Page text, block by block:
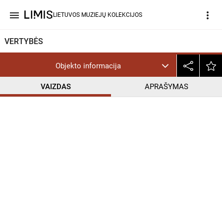
menu LIETUVOS MUZIEJŲ KOLEKCIJOS more_vert
VERTYBĖS
Objekto informacija
VAIZDAS APRAŠYMAS